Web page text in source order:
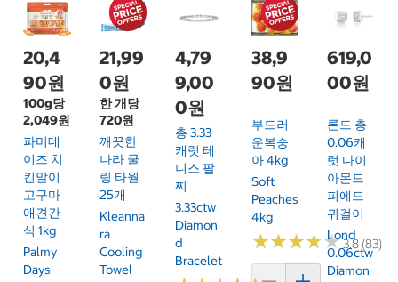
20,4
90원
100g당
2,049원
파미데
이즈 치
킨말이
고구마
애견간
식 1kg
Palmy
Days
21,99
0원
한 개당
720원
깨끗한
나라 쿨
링 타월
25개
Kleanna
Ra
Cooling
Towel
4,79
9,00
0원
총 3.33
캐럿 테
니스 팔
찌
3.33ctw
Diamon
D
Bracelet
38,9
90원
부드러
운복숭
아 4kg
Soft
Peaches
4kg
★★★★★
★★★★★3.8 (83)
619,0
00원
론드 총
0.06캐
럿 다이
아몬드
피에드
귀걸이
Lond
0.06ctw
Diamon